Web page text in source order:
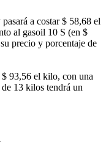
a costar $ 58,68 el
al gasoil 10 S (en $
precio y porcentaje de
93,56 el kilo, con una
13 kilos tendrá un